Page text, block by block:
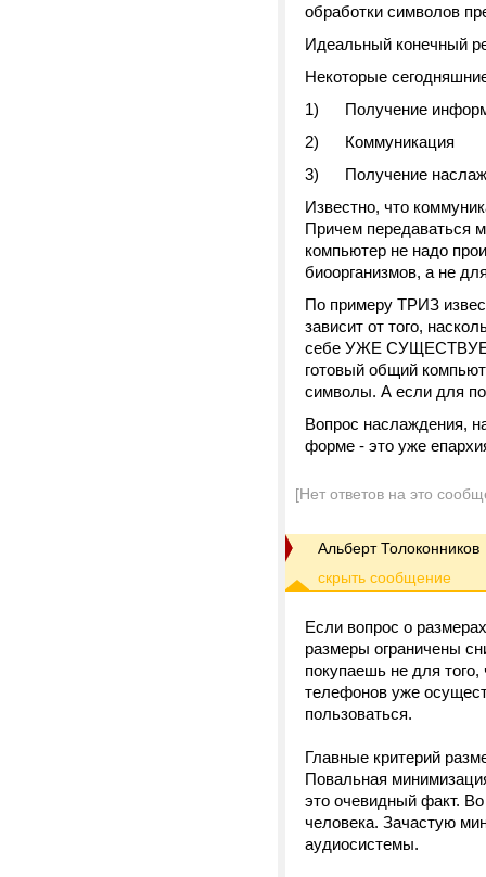
обработки символов
Идеальный конечный
Некоторые
1) Получение
2) Коммуникация
3) Получение
Известно, что
Причем передаваться
компьютер не надо
биоорганизмов, а не
По примеру ТРИЗ
зависит от того,
себе УЖЕ СУЩЕСТВУЕТ
готовый общий
символы. А если для
Вопрос наслаждения,
форме - это уже
[Нет ответов на это
Альберт Толоконников
Если вопрос о
размеры ограничены
покупаешь не для
телефонов уже
пользоваться.
Главные критерий
Повальная
это очевидный факт.
человека. Зачастую
аудиосистемы.